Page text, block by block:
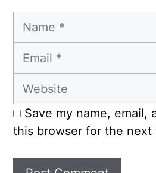
Name
Email
Website
Save my name, email,
this browser for the next